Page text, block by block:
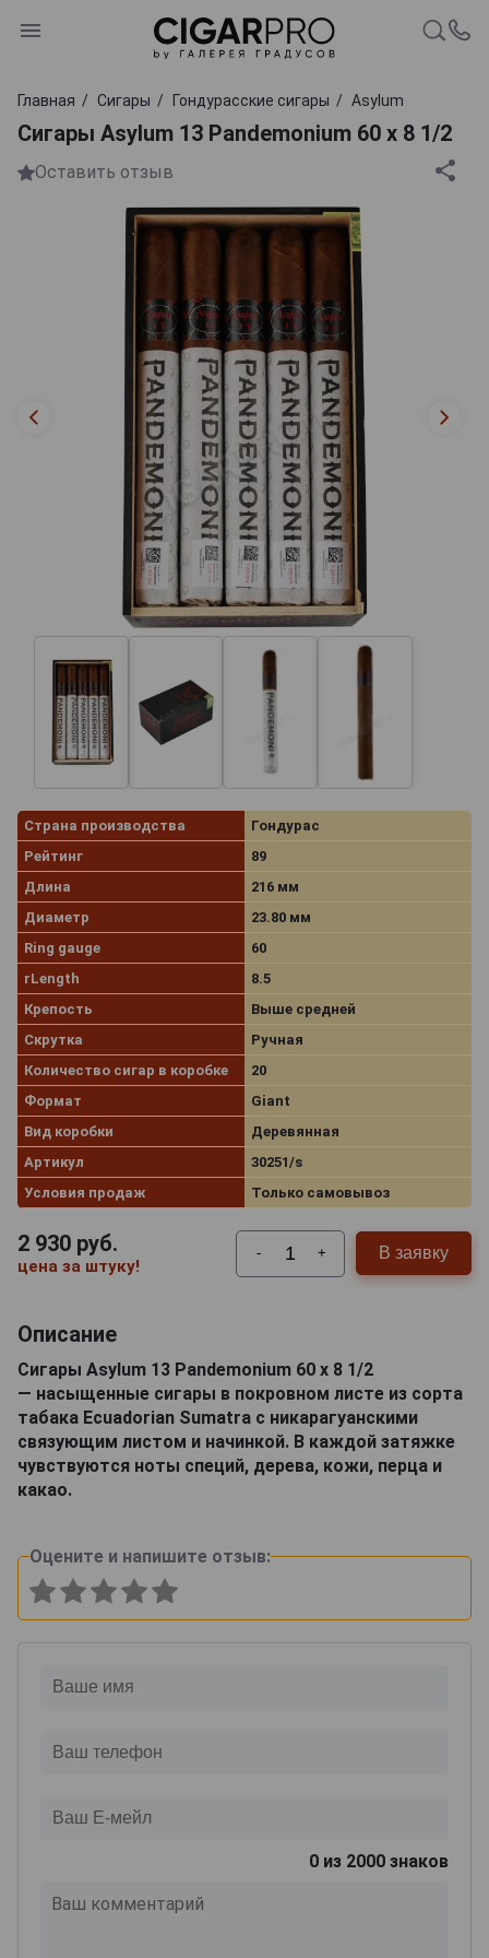
Главная Сигары Гондурасские сигары Asylum
Сигары Asylum 13 Pandemonium 60 x 8 1/2
Оставить отзыв
Страна производства
Гондурас
Рейтинг
89
Длина
216 мм
Диаметр
23.80 мм
Ring gauge
60
rLength
8.5
Крепость
Выше средней
Скрутка
Ручная
Количество сигар в коробке
20
Формат
Giant
Вид коробки
Деревянная
Артикул
30251/s
Условия продаж
Только самовывоз
2 930 руб.
цена за штуку!
- + В заявку
Описание
Сигары Asylum 13 Pandemonium 60 x 8 1/2
— насыщенные сигары в покровном листе из сорта
табака Ecuadorian Sumatra с никарагуанскими
связующим листом и начинкой. В каждой затяжке
чувствуются ноты специй, дерева, кожи, перца и
какао.
Оцените и напишите отзыв:
0 из 2000 знаков